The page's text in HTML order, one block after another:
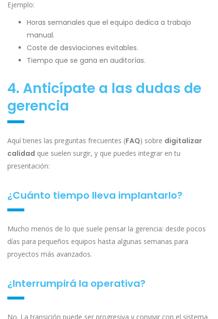
Ejemplo:
Horas semanales que el equipo dedica a trabajo
manual.
Coste de desviaciones evitables.
Tiempo que se gana en auditorías.
4. Anticípate a las dudas de
gerencia
Aquí tienes las preguntas frecuentes (FAQ) sobre digitalizar
calidad que suelen surgir, y que puedes integrar en tu
presentación:
¿Cuánto tiempo lleva implantarlo?
Mucho menos de lo que suele pensar la gerencia: desde pocos
días para pequeños equipos hasta algunas semanas para
proyectos más avanzados.
¿Interrumpirá la operativa?
No. La transición puede ser progresiva y convivir con el sistema